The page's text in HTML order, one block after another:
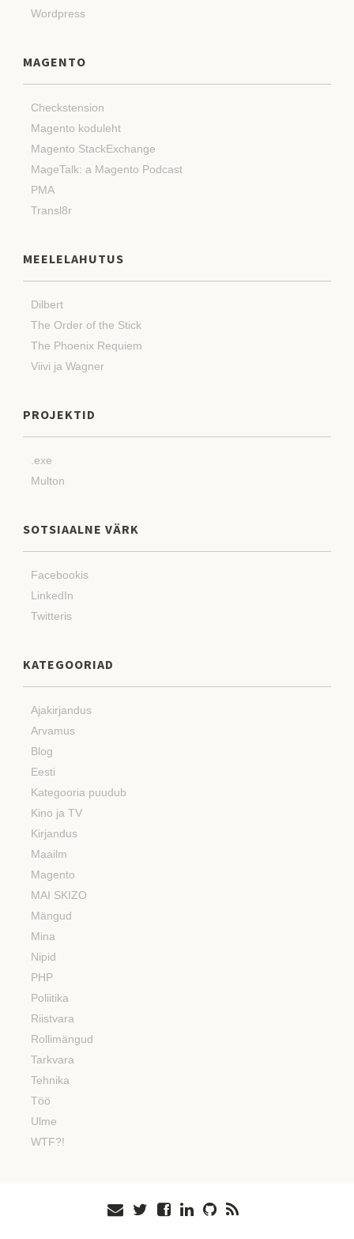
Wordpress
MAGENTO
Checkstension
Magento koduleht
Magento StackExchange
MageTalk: a Magento Podcast
PMA
Transl8r
MEELELAHUTUS
Dilbert
The Order of the Stick
The Phoenix Requiem
Viivi ja Wagner
PROJEKTID
.exe
Multon
SOTSIAALNE VÄRK
Facebookis
LinkedIn
Twitteris
KATEGOORIAD
Ajakirjandus
Arvamus
Blog
Eesti
Kategooria puudub
Kino ja TV
Kirjandus
Maailm
Magento
MAI SKIZO
Mängud
Mina
Nipid
PHP
Poliitika
Riistvara
Rollimängud
Tarkvara
Tehnika
Töö
Ulme
WTF?!